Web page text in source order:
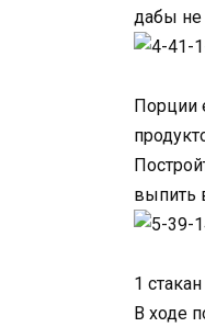
дабы не
Порции
выпить
1
В ходе